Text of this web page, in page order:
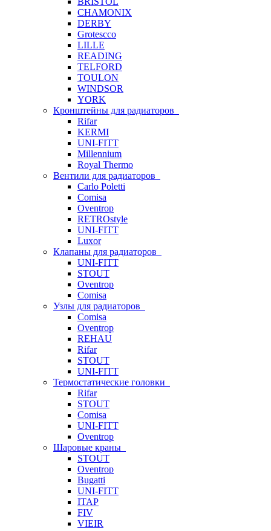
CHAMONIX
DERBY
Grotescco
LILLE
READING
TELFORD
TOULON
WINDSOR
YORK
Кронштейны для радиаторов
Rifar
KERMI
UNI-FITT
Millennium
Royal Thermo
Вентили для радиаторов
Carlo Poletti
Comisa
Oventrop
RETROstyle
UNI-FITT
Luxor
Клапаны для радиаторов
UNI-FITT
STOUT
Oventrop
Comisa
Узлы для радиаторов
Comisa
Oventrop
REHAU
Rifar
STOUT
UNI-FITT
Термостатические головки
Rifar
STOUT
Comisa
UNI-FITT
Oventrop
Шаровые краны
STOUT
Oventrop
Bugatti
UNI-FITT
ITAP
FIV
VIEIR